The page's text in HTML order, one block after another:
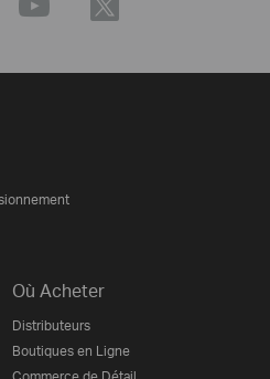
Où Acheter
Distributeurs
Boutiques en Ligne